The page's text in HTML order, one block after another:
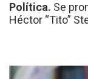
Política. Se
Héctor “Tito”